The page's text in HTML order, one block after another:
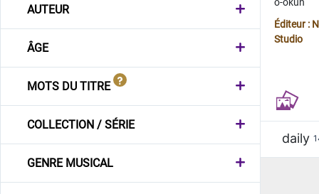
AUTEUR
ÂGE
MOTS DU TITRE
COLLECTION / SÉRIE
GENRE MUSICAL
Éditeur :
Studio
daily